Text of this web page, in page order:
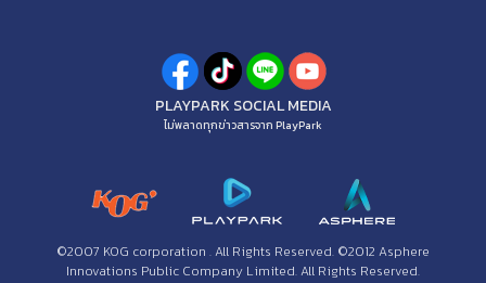
PLAYPARK SOCIAL MEDIA
ไม่พลาดทุกข่าวสารจาก PlayPark
©2007 KOG corporation . All Rights Reserved. ©2012 Asphere
Innovations Public Company Limited. All Rights Reserved.